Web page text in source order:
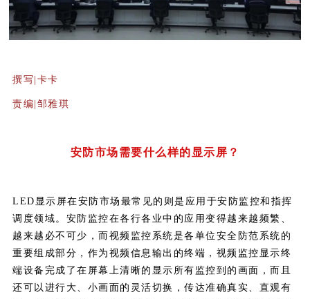
撰写|卡卡
责编|邹雅琪
安防市场需要什么样的显示屏？
LED显示屏在安防市场最常见的则是应用于安防监控和指挥
调度领域。安防监控在各行各业中的应用变得越来越频繁、
越来越必不可少，而视频监控系统是各单位安全防范系统的
重要组成部分，作为视频信息输出的终端，视频监控显示终
端设备完成了在屏幕上清晰的显示所有监控到的画面，而且
还可以进行大、小画面的灵活切换，传达准确真实、直观有